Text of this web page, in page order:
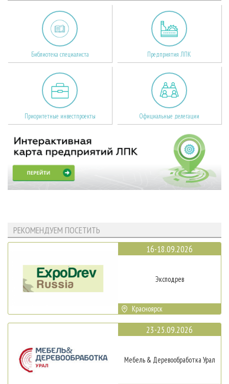
Библиотека специалиста Предприятия ЛПК
Приоритетные инвестпроекты Официальные делегации
РЕКОМЕНДУЕМ ПОСЕТИТЬ
16-18.09.2026
Эксподрев
Красноярск
23-25.09.2026
Мебель & Деревообработка Урал